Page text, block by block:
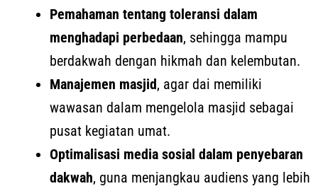
Pemahaman tentang toleransi dalam
menghadapi perbedaan, sehingga mampu
berdakwah dengan hikmah dan kelembutan.
Manajemen masjid, agar dai memiliki
wawasan dalam mengelola masjid sebagai
pusat kegiatan umat.
Optimalisasi media sosial dalam penyebaran
dakwah, guna menjangkau audiens yang lebih